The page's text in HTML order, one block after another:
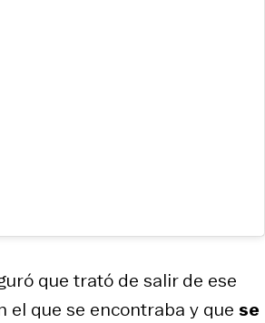
que trató de salir de ese
el que se encontraba y que se